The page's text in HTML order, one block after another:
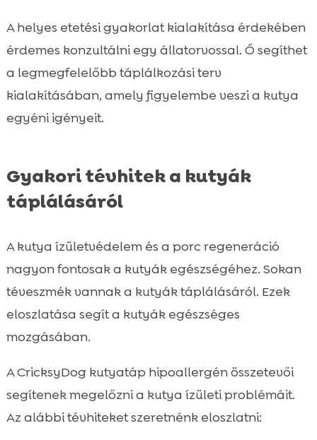
A helyes etetési gyakorlat kialakítása érdekében
érdemes konzultálni egy állatorvossal. Ő segíthet
a legmegfelelőbb táplálkozási terv
kialakításában, amely figyelembe veszi a kutya
egyéni igényeit.
Gyakori tévhitek a kutyák
táplálásáról
A kutya ízületvédelem és a porc regeneráció
nagyon fontosak a kutyák egészségéhez. Sokan
téveszmék vannak a kutyák táplálásáról. Ezek
eloszlatása segít a kutyák egészséges
mozgásában.
A CricksyDog kutyatáp hipoallergén összetevői
segítenek megelőzni a kutya ízületi problémáit.
Az alábbi tévhiteket szeretnénk eloszlatni: